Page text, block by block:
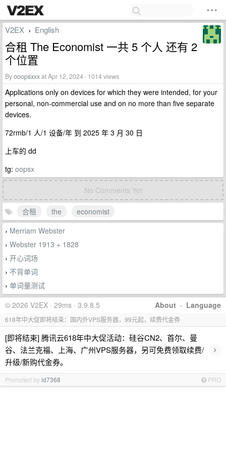
V2EX › English
合租 The Economist 一共 5 个人 还有 2
个位置
Byooopsxxxat Apr 12, 2024 · 1014 views
Applications only on devices for which they were intended, for your
personal, non-commercial use and on no more than five separate
devices.
72rmb/1 人/1 设备/年 到 2025 年 3 月 30 日
上车的 dd
tg: oopsx
No Comments Yet
合租 the economist
› Merriam Webster
› Webster 1913 + 1828
› 开心词场
› 不背单词
› 单词量测试
About · Language
© 2026 V2EX · 29ms · 3.9.8.5
618年中大促即将结束：国内外VPS服务器，99元起，续费代金券
[即将结束] 腾讯云618年中大促活动：硅谷CN2、首尔、曼
谷、法兰克福、上海、广州VPS服务器，另可免费领取续费/
升级/新购代金券。
›
Promoted byid7368 PRO